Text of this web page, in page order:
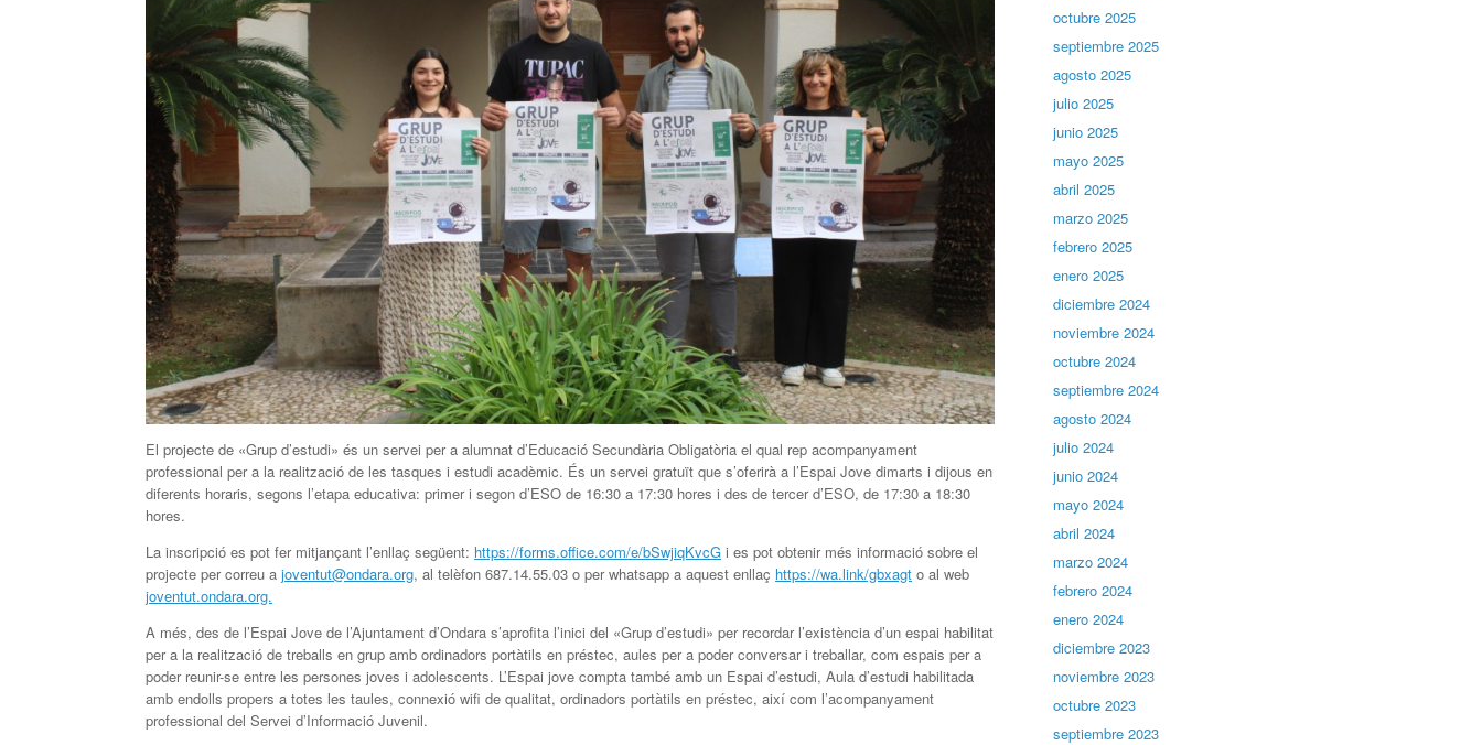
El projecte de «Grup d’estudi» és un servei per a alumnat d’Educació Secundària Obligatòria el qual rep acompanyament
professional per a la realització de les tasques i estudi acadèmic. És un servei gratuït que s’oferirà a l’Espai Jove dimarts i dijous en
diferents horaris, segons l’etapa educativa: primer i segon d’ESO de 16:30 a 17:30 hores i des de tercer d’ESO, de 17:30 a 18:30
hores.
La inscripció es pot fer mitjançant l’enllaç següent: https://forms.office.com/e/bSwjiqKvcG i es pot obtenir més informació sobre el
projecte per correu a joventut@ondara.org, al telèfon 687.14.55.03 o per whatsapp a aquest enllaç https://wa.link/gbxagt o al web
joventut.ondara.org.
A més, des de l’Espai Jove de l’Ajuntament d’Ondara s’aprofita l’inici del «Grup d’estudi» per recordar l’existència d’un espai habilitat
per a la realització de treballs en grup amb ordinadors portàtils en préstec, aules per a poder conversar i treballar, com espais per a
poder reunir-se entre les persones joves i adolescents. L’Espai jove compta també amb un Espai d’estudi, Aula d’estudi habilitada
amb endolls propers a totes les taules, connexió wifi de qualitat, ordinadors portàtils en préstec, així com l’acompanyament
professional del Servei d’Informació Juvenil.
octubre 2025
septiembre 2025
agosto 2025
julio 2025
junio 2025
mayo 2025
abril 2025
marzo 2025
febrero 2025
enero 2025
diciembre 2024
noviembre 2024
octubre 2024
septiembre 2024
agosto 2024
julio 2024
junio 2024
mayo 2024
abril 2024
marzo 2024
febrero 2024
enero 2024
diciembre 2023
noviembre 2023
octubre 2023
septiembre 2023